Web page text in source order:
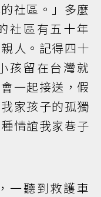
社區。」多麼
社區有五十年
人。記得四十
孩留在台灣就
一起接送，假
家孩子的孤獨
情誼我家巷子
一聽到救護車